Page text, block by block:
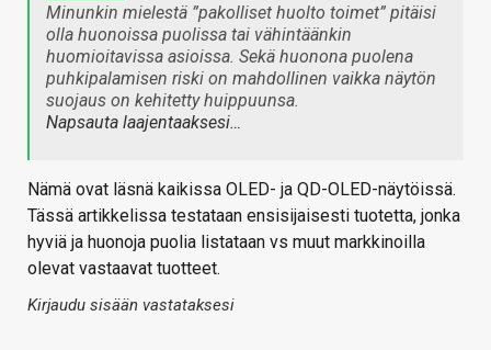
Minunkin mielestä ”pakolliset huolto toimet” pitäisi
olla huonoissa puolissa tai vähintäänkin
huomioitavissa asioissa. Sekä huonona puolena
puhkipalamisen riski on mahdollinen vaikka näytön
suojaus on kehitetty huippuunsa.
Napsauta laajentaaksesi…
Nämä ovat läsnä kaikissa OLED- ja QD-OLED-näytöissä.
Tässä artikkelissa testataan ensisijaisesti tuotetta, jonka
hyviä ja huonoja puolia listataan vs muut markkinoilla
olevat vastaavat tuotteet.
Kirjaudu sisään vastataksesi